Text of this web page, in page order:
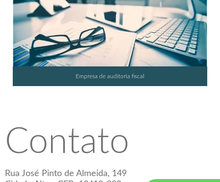
Empresa de auditoria fiscal
Contato
Rua José Pinto de Almeida, 149